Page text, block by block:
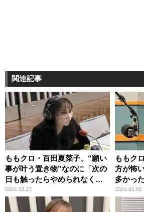
関連記事
ももクロ・百田夏菜子、“願い
事が叶う置き物”なのに「次の
日も触ったらやめられなくな
るでしょ？」
2024.02.27
ももク
方が怖
多かっ
たこと
2024.03.02